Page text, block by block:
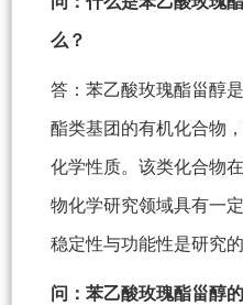
么？
答：苯乙酸玫瑰酯甾醇
酯类基团的有机化合物
化学性质。该类化合物
物化学研究领域具有一
稳定性与功能性是研究的
问：苯乙酸玫瑰酯甾醇